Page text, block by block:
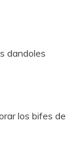
dandoles
los bifes de